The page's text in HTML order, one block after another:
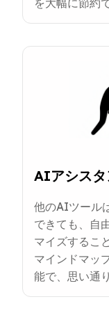
を大幅に節約
AIアシスタ
他のAIツール
できても、自
マイズするこ
マインドマッ
能で、思い通